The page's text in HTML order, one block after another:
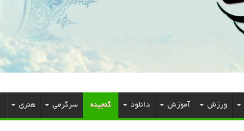
ورزش آموزش دانلود گنجینه سرگرمی هنری